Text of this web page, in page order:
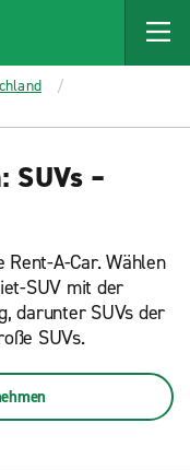
SUVs –
A-Car. Wählen
SUV mit der
darunter SUVs der
SUVs.